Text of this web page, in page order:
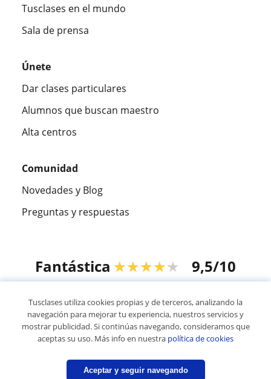
Tusclases en el mundo
Sala de prensa
Únete
Dar clases particulares
Alumnos que buscan maestro
Alta centros
Comunidad
Novedades y Blog
Preguntas y respuestas
Fantástica ★★★★★ 9,5/10
© 2007 - 2026 Tusclases.mx
Mapa web:Profesores particulares
Tusclases utiliza cookies propias y de terceros, analizando la
navegación para mejorar tu experiencia, nuestros servicios y
mostrar publicidad. Si continúas navegando, consideramos que
aceptas su uso. Más info en nuestra política de cookies
Aceptar y seguir navegando